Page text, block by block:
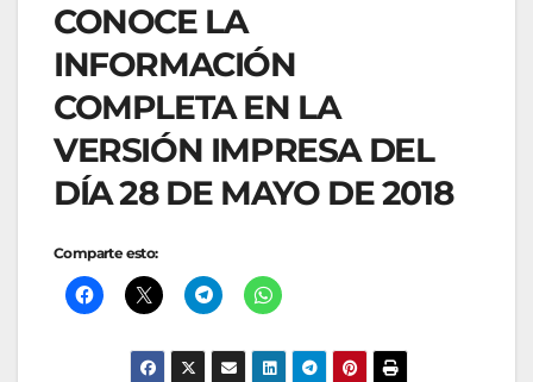
CONOCE LA
INFORMACIÓN
COMPLETA EN LA
VERSIÓN IMPRESA DEL
DÍA 28 DE MAYO DE 2018
Comparte esto: